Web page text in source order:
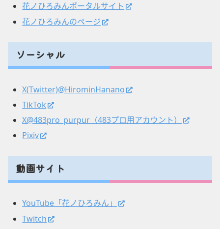
花ノひろみんポータルサイト
花ノひろみんのページ
ソーシャル
X(Twitter)@HirominHanano
TikTok
X@483pro_purpur（483プロ用アカウント）
Pixiv
動画サイト
YouTube「花ノひろみん」
Twitch